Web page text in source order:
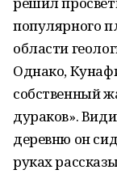
популярного
области
Однако,
собственный
дураков».
деревню он
руках